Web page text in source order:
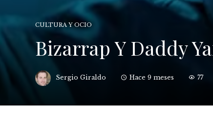
CULTURA Y OCIO
Bizarrap Y Daddy
Sergio Giraldo Hace 9 meses 77